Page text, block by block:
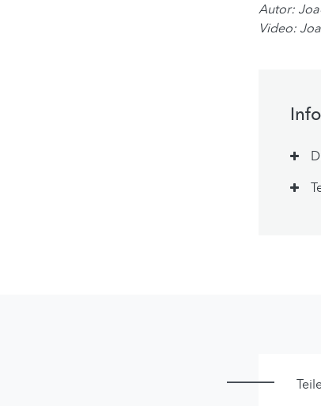
Autor:
Video: